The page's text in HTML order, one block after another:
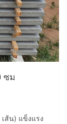
ซม
ส้น) แข็งแรง